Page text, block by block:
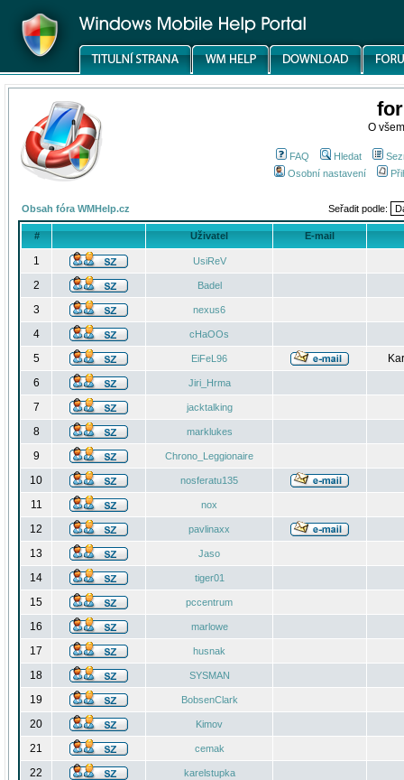
O
FAQ Hledat
Osobní nastavení
Obsah fóra WMHelp.cz Seřadit podle:
# Uživatel E-mail
1 UsiReV
2 Badel
3 nexus6
4 cHaOOs
5 EiFeL96
6
Jiri_Hrma
7 jacktalking
8 marklukes
9 Chrono_Leggionaire
10 nosferatu135
11 nox
12 pavlinaxx
13 Jaso
14 tiger01
15 pccentrum
16 marlowe
17 husnak
18 SYSMAN
19 BobsenClark
20 Kimov
21 cemak
22 karelstupka